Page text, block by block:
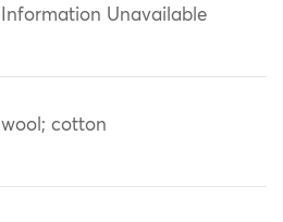
Information Unavailable
wool; cotton